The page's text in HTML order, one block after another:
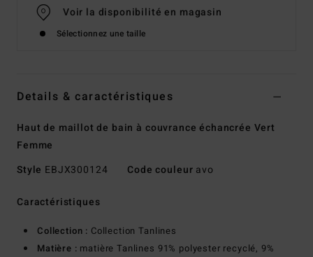
Voir la disponibilité en magasin
Sélectionnez une taille
Details & caractéristiques
Haut de maillot de bain à couvrance échancrée Vert
Femme
Style EBJX300124 Code couleur avo
Caractéristiques
Collection : Collection Tanlines
Matière : matière Tanlines 91% polyester recyclé, 9%